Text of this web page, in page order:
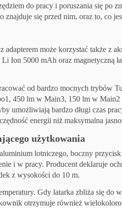
do pracy i poruszania się po
się przed nim, oraz to, co
adapterem może korzystać także z
Ion 5000 mAh oraz magnetyczną
od bardzo mocnych trybów
450 lm w Main3, 150 lm w
umożliwiają bardzo długi czas
energii niż maksymalna
użytkowania
lotniczego, boczny
i w pracy. Producent deklaruje
z wysokości do 10 m.
Gdy latarka zbliża się do
otrzymuje również